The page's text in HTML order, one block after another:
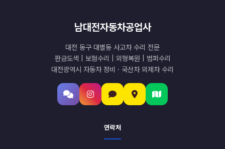
남대전자동차공업사
대전 동구 대별동 사고차 수리 전문
판금도색 | 보험수리 | 외형복원 | 범퍼수리
대전광역시 자동차 정비 · 국산차 외제차 수리
연락처